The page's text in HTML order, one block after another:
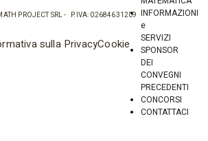
PROJECT SRL - P.IVA: 02684631209
sulla PrivacyCookie
INFORMAZIONI
e
SERVIZI
SPONSOR
DEI
CONVEGNI
PRECEDENTI
CONCORSI
CONTATTACI